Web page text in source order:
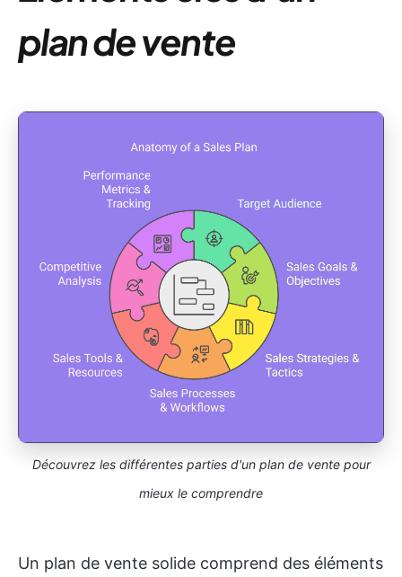
plan de vente
Découvrez les différentes parties d'un plan de vente pour
mieux le comprendre
Un plan de vente solide comprend des éléments